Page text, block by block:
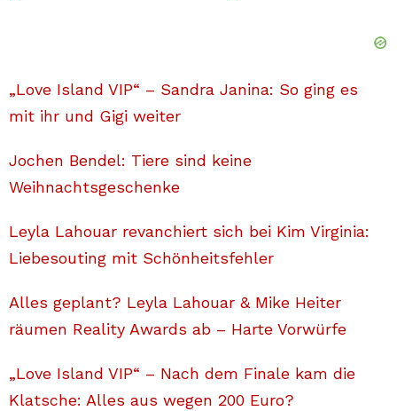
„Love Island VIP“ – Sandra Janina: So ging es
mit ihr und Gigi weiter
Jochen Bendel: Tiere sind keine
Weihnachtsgeschenke
Leyla Lahouar revanchiert sich bei Kim Virginia:
Liebesouting mit Schönheitsfehler
Alles geplant? Leyla Lahouar & Mike Heiter
räumen Reality Awards ab – Harte Vorwürfe
„Love Island VIP“ – Nach dem Finale kam die
Klatsche: Alles aus wegen 200 Euro?